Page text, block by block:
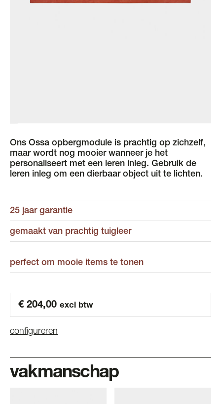
Ons Ossa opbergmodule is prachtig op zichzelf,
maar wordt nog mooier wanneer je het
personaliseert met een leren inleg. Gebruik de
leren inleg om een dierbaar object uit te lichten.
25 jaar garantie
gemaakt van prachtig tuigleer
perfect om mooie items te tonen
€ 204,00 excl btw
configureren
vakmanschap